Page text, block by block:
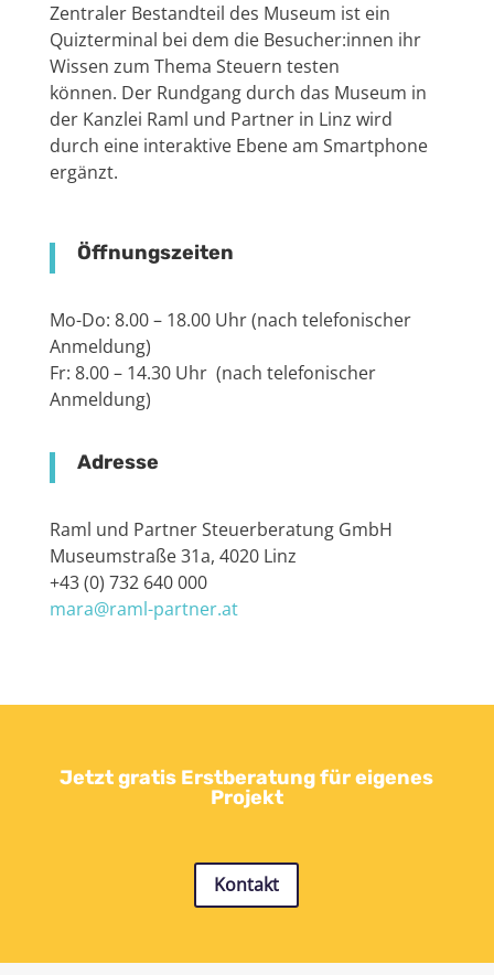
Zentraler Bestandteil des Museum ist ein
Quizterminal bei dem die Besucher:innen ihr
Wissen zum Thema Steuern testen
können. Der Rundgang durch das Museum in
der Kanzlei Raml und Partner in Linz wird
durch eine interaktive Ebene am Smartphone
ergänzt.
Öffnungszeiten
Mo-Do: 8.00 – 18.00 Uhr (nach telefonischer
Anmeldung)
Fr: 8.00 – 14.30 Uhr (nach telefonischer
Anmeldung)
Adresse
Raml und Partner Steuerberatung GmbH
Museumstraße 31a, 4020 Linz
+43 (0) 732 640 000
mara@raml-partner.at
Jetzt gratis Erstberatung für eigenes
Projekt
Kontakt